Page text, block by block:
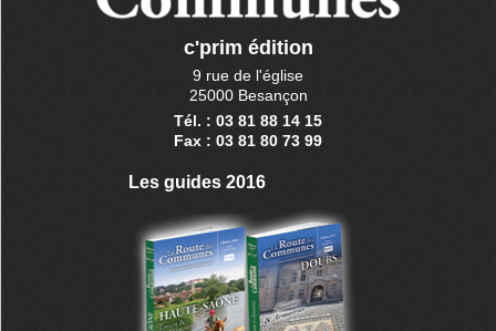
c'prim édition
9 rue de l'église
25000 Besançon
Tél. : 03 81 88 14 15
Fax : 03 81 80 73 99
Les guides 2016